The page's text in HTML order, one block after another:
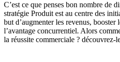
C’est ce que penses bon nombre de
stratégie Produit est au centre des
but d’augmenter les revenus, booster
l’avantage concurrentiel. Alors
la réussite commerciale ? découvrez-